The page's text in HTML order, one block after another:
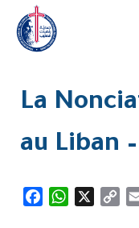
La
au Liban
FacebookWhatsApp